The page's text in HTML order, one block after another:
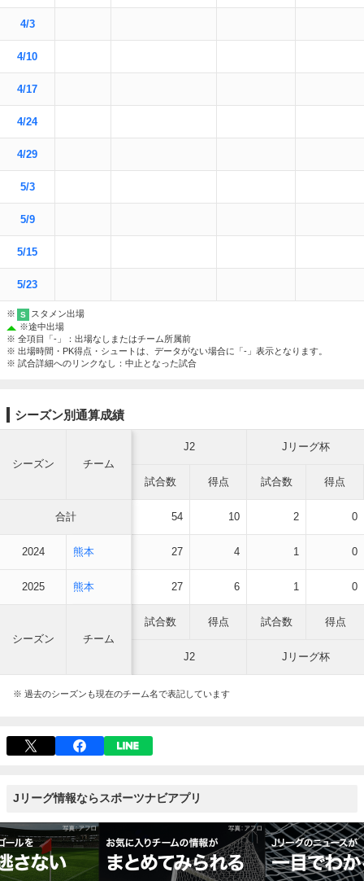
4/3
4/10
4/17
4/24
4/29
5/3
5/9
5/15
5/23
※ S
スタメン出場
※途中出場
※ 全項目「-」：出場なしまたはチーム所属前
※ 出場時間・PK得点・シュートは、データがない場合に「-」表示となります。
※ 試合詳細へのリンクなし：中止となった試合
シーズン別通算成績
シーズン チーム
J2 Jリーグ杯
試合数 得点 試合数 得点
合計 54 10 2 0
2024 熊本 27 4 1 0
2025 熊本 27 6 1 0
シーズン チーム
試合数 得点 試合数 得点
J2 Jリーグ杯
※ 過去のシーズンも現在のチーム名で表記しています
Jリーグ情報ならスポーツナビアプリ